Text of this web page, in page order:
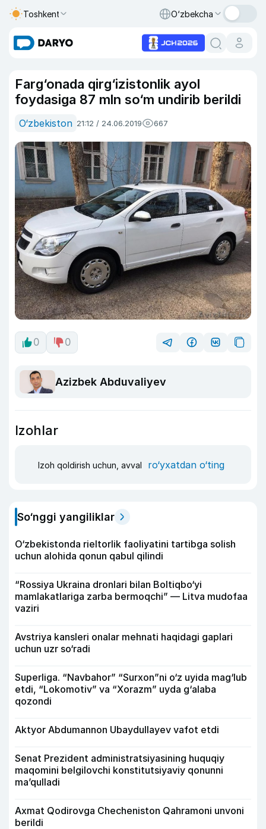
Toshkent O‘zbekcha
Farg‘onada qirg‘izistonlik ayol
foydasiga 87 mln so‘m undirib berildi
O‘zbekiston 21:12 / 24.06.2019 667
0 0
Azizbek Abduvaliyev
Izohlar
Izoh qoldirish uchun, avval ro‘yxatdan o‘ting
So‘nggi yangiliklar
O‘zbekistonda rieltorlik faoliyatini tartibga solish
uchun alohida qonun qabul qilindi
“Rossiya Ukraina dronlari bilan Boltiqbo‘yi
mamlakatlariga zarba bermoqchi” — Litva mudofaa
vaziri
Avstriya kansleri onalar mehnati haqidagi gaplari
uchun uzr so‘radi
Superliga. “Navbahor” “Surxon”ni o‘z uyida mag‘lub
etdi, “Lokomotiv” va “Xorazm” uyda g‘alaba
qozondi
Aktyor Abdu­mannon Ubaydullayev vafot etdi
Senat Prezident administratsiyasining huquqiy
maqomini belgilovchi konstitutsiyaviy qonunni
ma’qulladi
Axmat Qodirovga Checheniston Qahramoni unvoni
berildi